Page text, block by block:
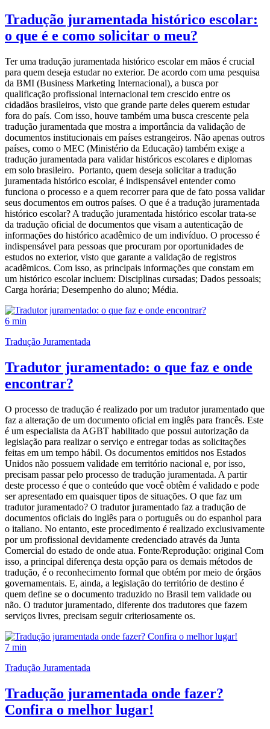
Tradução juramentada histórico escolar:
o que é e como solicitar o meu?
Ter uma tradução juramentada histórico escolar em mãos é crucial
para quem deseja estudar no exterior. De acordo com uma pesquisa
da BMI (Business Marketing Internacional), a busca por
qualificação profissional internacional tem crescido entre os
cidadãos brasileiros, visto que grande parte deles querem estudar
fora do país. Com isso, houve também uma busca crescente pela
tradução juramentada que mostra a importância da validação de
documentos institucionais em países estrangeiros. Não apenas outros
países, como o MEC (Ministério da Educação) também exige a
tradução juramentada para validar históricos escolares e diplomas
em solo brasileiro. Portanto, quem deseja solicitar a tradução
juramentada histórico escolar, é indispensável entender como
funciona o processo e a quem recorrer para que de fato possa validar
seus documentos em outros países. O que é a tradução juramentada
histórico escolar? A tradução juramentada histórico escolar trata-se
da tradução oficial de documentos que visam a autenticação de
informações do histórico acadêmico de um indivíduo. O processo é
indispensável para pessoas que procuram por oportunidades de
estudos no exterior, visto que garante a validação de registros
acadêmicos. Com isso, as principais informações que constam em
um histórico escolar incluem: Disciplinas cursadas; Dados pessoais;
Carga horária; Desempenho do aluno; Média.
6 min
Tradução Juramentada
Tradutor juramentado: o que faz e onde
encontrar?
O processo de tradução é realizado por um tradutor juramentado que
faz a alteração de um documento oficial em inglês para francês. Este
é um especialista da AGBT habilitado que possui autorização da
legislação para realizar o serviço e entregar todas as solicitações
feitas em um tempo hábil. Os documentos emitidos nos Estados
Unidos não possuem validade em território nacional e, por isso,
precisam passar pelo processo de tradução juramentada. A partir
deste processo é que o conteúdo que você obtêm é validado e pode
ser apresentado em quaisquer tipos de situações. O que faz um
tradutor juramentado? O tradutor juramentado faz a tradução de
documentos oficiais do inglês para o português ou do espanhol para
o italiano. No entanto, este procedimento é realizado exclusivamente
por um profissional devidamente credenciado através da Junta
Comercial do estado de onde atua. Fonte/Reprodução: original Com
isso, a principal diferença desta opção para os demais métodos de
tradução, é o reconhecimento formal que obtém por meio de órgãos
governamentais. E, ainda, a legislação do território de destino é
quem define se o documento traduzido no Brasil tem validade ou
não. O tradutor juramentado, diferente dos tradutores que fazem
serviços livres, precisam seguir criteriosamente os.
7 min
Tradução Juramentada
Tradução juramentada onde fazer?
Confira o melhor lugar!